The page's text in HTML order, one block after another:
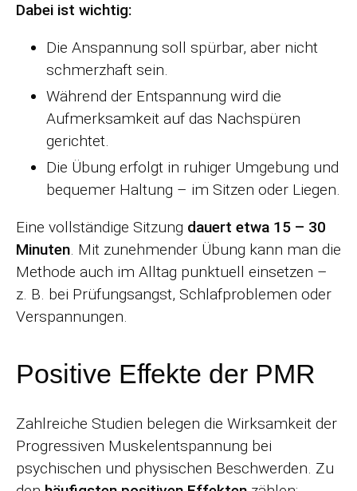
Dabei ist wichtig:
Die Anspannung soll spürbar, aber nicht
schmerzhaft sein.
Während der Entspannung wird die
Aufmerksamkeit auf das Nachspüren
gerichtet.
Die Übung erfolgt in ruhiger Umgebung und
bequemer Haltung – im Sitzen oder Liegen.
Eine vollständige Sitzung dauert etwa 15 – 30
Minuten. Mit zunehmender Übung kann man die
Methode auch im Alltag punktuell einsetzen –
z. B. bei Prüfungsangst, Schlafproblemen oder
Verspannungen.
Positive Effekte der PMR
Zahlreiche Studien belegen die Wirksamkeit der
Progressiven Muskelentspannung bei
psychischen und physischen Beschwerden. Zu